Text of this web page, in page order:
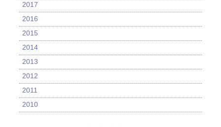
2017
2016
2015
2014
2013
2012
2011
2010